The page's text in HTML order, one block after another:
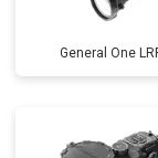
General One